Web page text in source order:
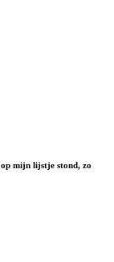
mijn lijstje stond, zo